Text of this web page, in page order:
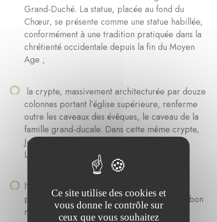
Grand-Duché. La statue, placée au fond du
Chœur, se présente comme une statue habillée,
conformément à une tradition pratiquée dans la
chrétienté occidentale depuis la fin du Moyen
Age ;
la crypte, massivement architecturée par douze
colonnes portant l’église supérieure, renferme
outre les caveaux des évêques, le caveau de la
famille grand-ducale. Dans cette même crypte,
Jean l’Aveugle, roi de Bohême et conte de
Luxembourg, a trouvé son dernier repos ;
l’ensemble des vitraux, verrières, tableaux,
peintures murales et sculptures réalisés par bon
nombre d’artistes reconnus.
Ce site utilise des cookies et
vous donne le contrôle sur
ceux que vous souhaitez